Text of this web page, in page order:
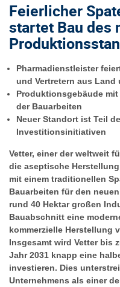
Feierlicher
startet Bau des
Pharmadienstleister
und Vertretern aus Land
Produktionsgebäude
der Bauarbeiten
Neuer Standort ist Teil
Investitionsinitiativen
Vetter, einer der weltweit
die aseptische
mit einem traditionellen
Bauarbeiten für den
rund 40 Hektar großen
Bauabschnitt eine
kommerzielle Herstellung
Insgesamt wird Vetter bis
Jahr 2031 knapp eine
investieren. Dies
Unternehmens als einer